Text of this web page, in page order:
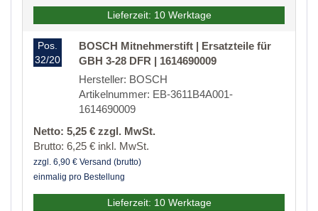
Lieferzeit: 10 Werktage
Pos.
32/20
BOSCH Mitnehmerstift | Ersatzteile für
GBH 3-28 DFR | 1614690009
Hersteller: BOSCH
Artikelnummer: EB-3611B4A001-
1614690009
Netto: 5,25 € zzgl. MwSt.
Brutto: 6,25 € inkl. MwSt.
zzgl. 6,90 € Versand (brutto)
einmalig pro Bestellung
Lieferzeit: 10 Werktage